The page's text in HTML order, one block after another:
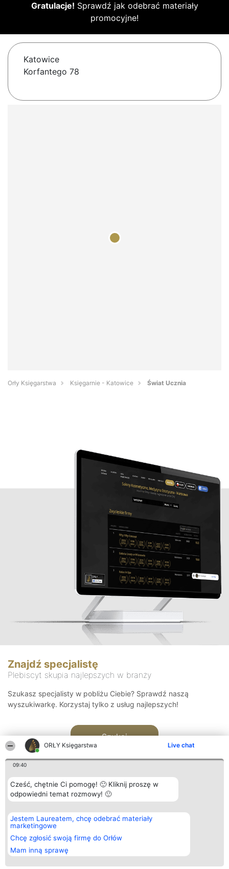
ORŁY Księgarstwa Live chat
09:40
Cześć, chętnie Ci pomogę! 🙂 Kliknij proszę w
odpowiedni temat rozmowy! 🙂
Jestem Laureatem, chcę odebrać materiały
marketingowe
Chcę zgłosić swoją firmę do Orłów
Mam inną sprawę
Gratulacje! Sprawdź jak odebrać materiały
promocyjne!
Katowice
Korfantego 78
Orły Księgarstwa Księgarnie - Katowice Świat Ucznia
Znajdź specjalistę
Plebiscyt skupia najlepszych w branży
Szukasz specjalisty w pobliżu Ciebie? Sprawdź naszą
wyszukiwarkę. Korzystaj tylko z usług najlepszych!
Szukaj
Organizator plebiscytu
Bright Side Solutions sp. z o.
o. sp. k.
ul. Ruska 22
Wrocław 50-079
KRS 0000749100 | Regon
381313360 | NIP 8943132676
Plebiscyt
Laureaci
wszystkich
Laureatów
Regulamin
Kontakt
Kontakt